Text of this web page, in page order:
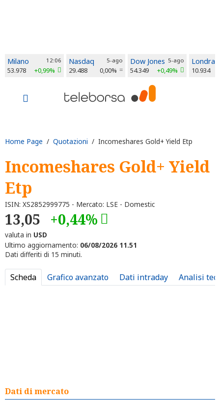
Milano 12:06
53.978 +0,99%
Nasdaq 5-ago
29.488 0,00%
Dow Jones 5-ago
54.349 +0,49%
Londra
10.934
Home Page / Quotazioni / Incomeshares Gold+ Yield Etp
Incomeshares Gold+ Yield
Etp
ISIN: XS2852999775 - Mercato: LSE - Domestic
13,05 +0,44%
valuta in USD
Ultimo aggiornamento: 06/08/2026 11.51
Dati differiti di 15 minuti.
Scheda Grafico avanzato Dati intraday Analisi
Dati di mercato